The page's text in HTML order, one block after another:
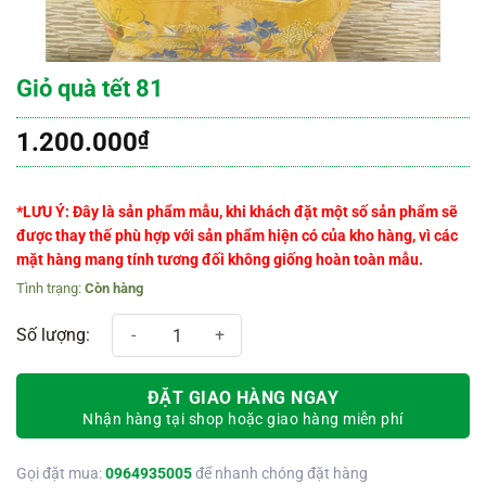
Giỏ quà tết 81
1.200.000₫
*LƯU Ý: Đây là sản phẩm mẫu, khi khách đặt một số sản phẩm sẽ
được thay thế phù hợp với sản phẩm hiện có của kho hàng, vì các
mặt hàng mang tính tương đối không giống hoàn toàn mẫu.
Còn hàng
Giỏ quà tết 81 số lượng
ĐẶT GIAO HÀNG NGAY
Nhận hàng tại shop hoặc giao hàng miễn phí
Gọi đặt mua:0964935005để nhanh chóng đặt hàng